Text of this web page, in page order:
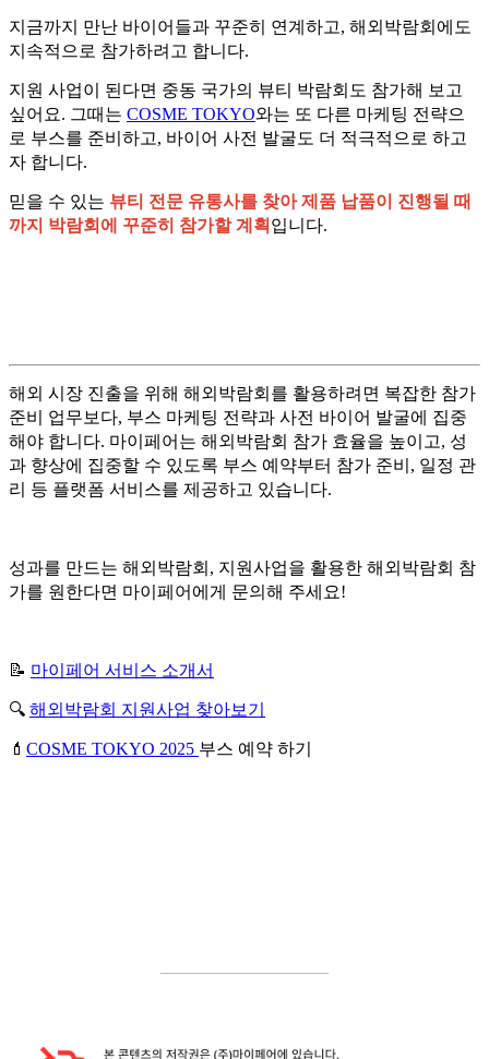
지금까지 만난 바이어들과 꾸준히 연계하고, 해외박람회에도
지속적으로 참가하려고 합니다.
지원 사업이 된다면 중동 국가의 뷰티 박람회도 참가해 보고
싶어요. 그때는 COSME TOKYO와는 또 다른 마케팅 전략으
로 부스를 준비하고, 바이어 사전 발굴도 더 적극적으로 하고
자 합니다.
믿을 수 있는 뷰티 전문 유통사를 찾아 제품 납품이 진행될 때
까지 박람회에 꾸준히 참가할 계획 입니다.
해외 시장 진출을 위해 해외박람회를 활용하려면 복잡한 참가
준비 업무보다, 부스 마케팅 전략과 사전 바이어 발굴에 집중
해야 합니다. 마이페어는 해외박람회 참가 효율을 높이고, 성
과 향상에 집중할 수 있도록 부스 예약부터 참가 준비, 일정 관
리 등 플랫폼 서비스를 제공하고 있습니다.
성과를 만드는 해외박람회, 지원사업을 활용한 해외박람회 참
가를 원한다면 마이페어에게 문의해 주세요!
📝 마이페어 서비스 소개서
🔍 해외박람회 지원사업 찾아보기
💄 COSME TOKYO 2025 부스 예약 하기